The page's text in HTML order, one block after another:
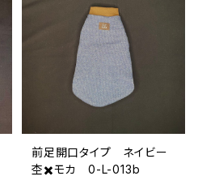
前足開口タイプ ネイビー
杢✖️モカ 0-L-013b